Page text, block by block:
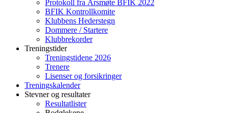
Protokoll fra Årsmøte BFIK 2022
BFIK Kontrollkomite
Klubbens Hederstegn
Dommere / Startere
Klubbrekorder
Treningstider
Treningstidene 2026
Trenere
Lisenser og forsikringer
Treningskalender
Stevner og resultater
Resultatlister